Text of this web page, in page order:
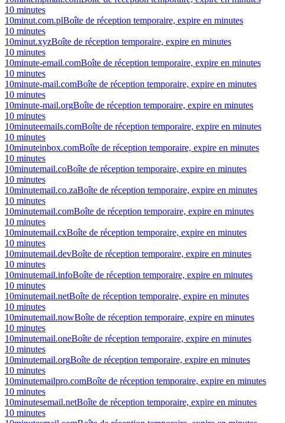
10 minutes
10minut.com.plBoîte de réception temporaire, expire en minutes
10 minutes
10minut.xyzBoîte de réception temporaire, expire en minutes
10 minutes
10minute-email.comBoîte de réception temporaire, expire en minutes
10 minutes
10minute-mail.comBoîte de réception temporaire, expire en minutes
10 minutes
10minute-mail.orgBoîte de réception temporaire, expire en minutes
10 minutes
10minuteemails.comBoîte de réception temporaire, expire en minutes
10 minutes
10minuteinbox.comBoîte de réception temporaire, expire en minutes
10 minutes
10minutemail.coBoîte de réception temporaire, expire en minutes
10 minutes
10minutemail.co.zaBoîte de réception temporaire, expire en minutes
10 minutes
10minutemail.comBoîte de réception temporaire, expire en minutes
10 minutes
10minutemail.cxBoîte de réception temporaire, expire en minutes
10 minutes
10minutemail.devBoîte de réception temporaire, expire en minutes
10 minutes
10minutemail.infoBoîte de réception temporaire, expire en minutes
10 minutes
10minutemail.netBoîte de réception temporaire, expire en minutes
10 minutes
10minutemail.nowBoîte de réception temporaire, expire en minutes
10 minutes
10minutemail.oneBoîte de réception temporaire, expire en minutes
10 minutes
10minutemail.orgBoîte de réception temporaire, expire en minutes
10 minutes
10minutemailpro.comBoîte de réception temporaire, expire en minutes
10 minutes
10minutesemail.netBoîte de réception temporaire, expire en minutes
10 minutes